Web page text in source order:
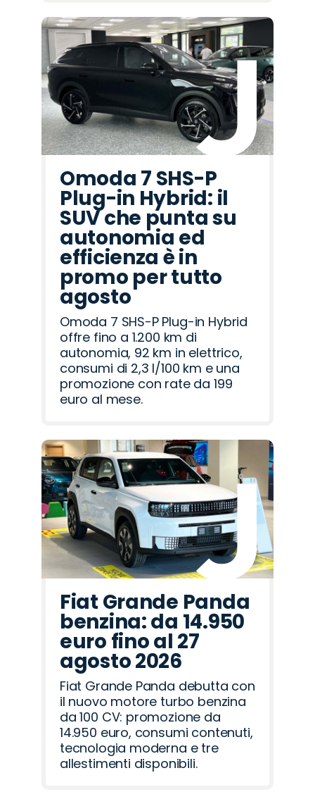
Omoda 7 SHS-P
Plug-in Hybrid: il
SUV che punta su
autonomia ed
efficienza è in
promo per tutto
agosto
Omoda 7 SHS-P Plug-in Hybrid
offre fino a 1.200 km di
autonomia, 92 km in elettrico,
consumi di 2,3 l/100 km e una
promozione con rate da 199
euro al mese.
Fiat Grande Panda
benzina: da 14.950
euro fino al 27
agosto 2026
Fiat Grande Panda debutta con
il nuovo motore turbo benzina
da 100 CV: promozione da
14.950 euro, consumi contenuti,
tecnologia moderna e tre
allestimenti disponibili.